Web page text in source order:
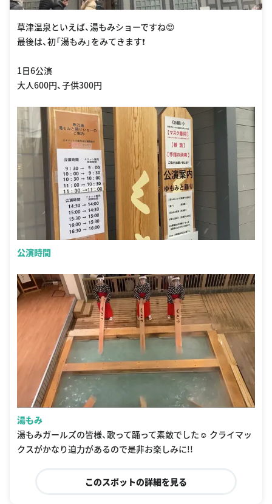
草津温泉といえば、湯もみショーですね😍
最後は、初「湯もみ」をみてきます❗️
1日6公演
大人600円、子供300円
公演時間
湯もみ
湯もみガールズの皆様、歌って踊って素敵でした☺️ クライマッ
クスがかなり迫力があるので是非お楽しみに!!
このスポットの詳細を見る